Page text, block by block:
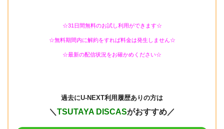
☆31日間無料のお試し利用ができます☆
☆無料期間内に解約をすれば料金は発生しません☆
☆最新の配信状況をお確かめください☆
過去にU-NEXT利用履歴ありの方は
＼TSUTAYA DISCASがおすすめ／